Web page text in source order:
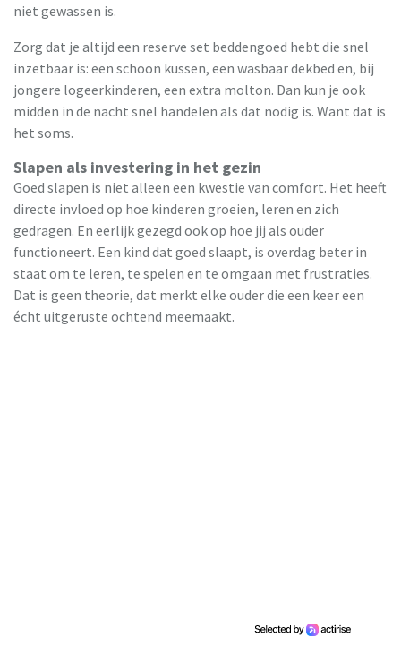
niet gewassen is.
Zorg dat je altijd een reserve set beddengoed hebt die snel
inzetbaar is: een schoon kussen, een wasbaar dekbed en, bij
jongere logeerkinderen, een extra molton. Dan kun je ook
midden in de nacht snel handelen als dat nodig is. Want dat is
het soms.
Slapen als investering in het gezin
Goed slapen is niet alleen een kwestie van comfort. Het heeft
directe invloed op hoe kinderen groeien, leren en zich
gedragen. En eerlijk gezegd ook op hoe jij als ouder
functioneert. Een kind dat goed slaapt, is overdag beter in
staat om te leren, te spelen en te omgaan met frustraties.
Dat is geen theorie, dat merkt elke ouder die een keer een
écht uitgeruste ochtend meemaakt.